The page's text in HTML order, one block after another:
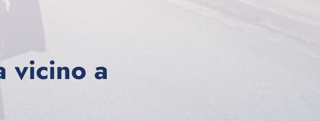
vicino a